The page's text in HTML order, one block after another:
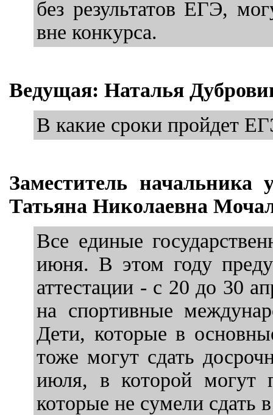
без результатов ЕГЭ,
вне конкурса.
Ведущая: Наталья
В какие сроки пройдет
Заместитель начальника
Татьяна Николаевна
Все единые
июня. В этом году
аттестации - с 20 до 30
на спортивные
Дети, которые в
тоже могут сдать
июля, в которой могут
которые не сумели сдать